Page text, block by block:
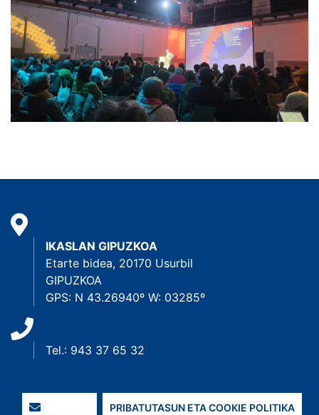
IKASLAN GIPUZKOA
Etarte bidea, 20170 Usurbil
GIPUZKOA
GPS: N 43.26940º W: 03285º
Tel.: 943 37 65 32
PRIBATUTASUN ETA COOKIE POLITIKA